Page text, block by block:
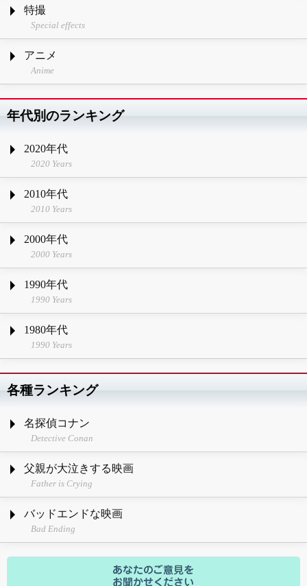
特撮
Special effects
アニメ
Anime
年代別のランキング
2020年代
2020 Years
2010年代
2010 Years
2000年代
2000 Years
1990年代
1990 Years
1980年代
1990 Years
各種ランキング
名探偵コナン
Detective Conan
父親が大泣きする映画
Father is Crying
バッドエンドな映画
Bad Ending